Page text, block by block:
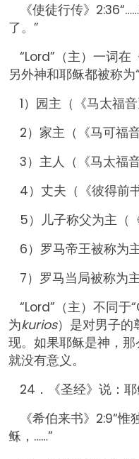
《使徒行传》
了。”
“Lord”（主）一词在
另外神和耶稣都被称为
1）园主（《马太福音
2）家主（《马可福音
3）主人（《马太福音
4）丈夫（《彼得前
5）儿子称父为主（
6）罗马帝王被称为
7）罗马当局被称为
“Lord”（主）不同于
为kurios）是对男子的
现。如果耶稣是神，
就没有意义。
24．《圣经》说：
《希伯来书》2:9“
稣，……”